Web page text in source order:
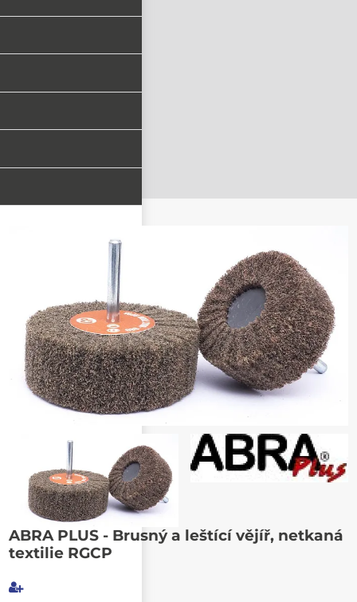
nastavit nové heslo
ABRA PLUS - Brusný a leštící vějíř, netkaná
textilie RGCP
Poslat známému